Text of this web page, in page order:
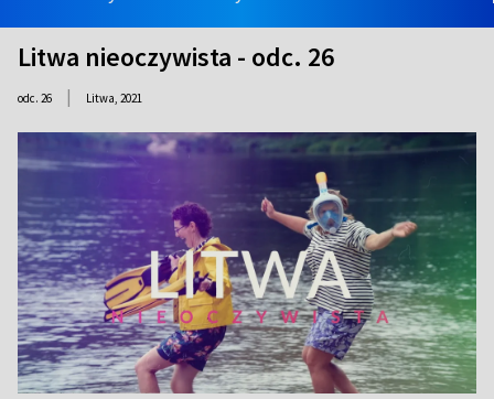
Litwa nieoczywista - odc. 26
odc. 26 | Litwa, 2021